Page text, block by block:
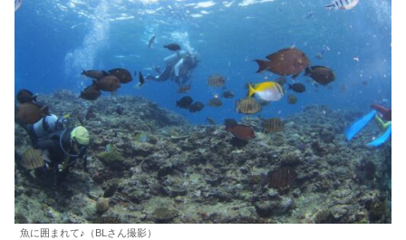
魚に囲まれて♪（BLさん撮影）